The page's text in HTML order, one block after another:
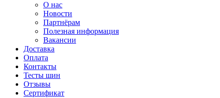
О нас
Новости
Партнёрам
Полезная информация
Вакансии
Доставка
Оплата
Контакты
Тесты шин
Отзывы
Сертификат